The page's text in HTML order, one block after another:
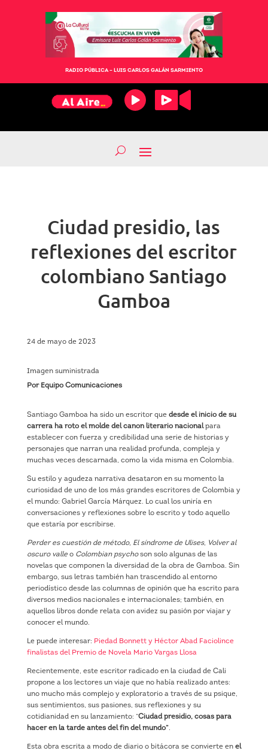
RADIO PÚBLICA – LUIS CARLOS GALÁN SARMIENTO
Ciudad presidio, las
reflexiones del escritor
colombiano Santiago
Gamboa
24 de mayo de 2023
Imagen suministrada
Por Equipo Comunicaciones
Santiago Gamboa ha sido un escritor que desde el inicio de su
carrera ha roto el molde del canon literario nacionalpara
establecer con fuerza y credibilidad una serie de historias y
personajes que narran una realidad profunda, compleja y
muchas veces descarnada, como la vida misma en Colombia.
Su estilo y agudeza narrativa desataron en su momento la
curiosidad de uno de los más grandes escritores de Colombia y
el mundo: Gabriel García Márquez. Lo cual los uniría en
conversaciones y reflexiones sobre lo escrito y todo aquello
que estaría por escribirse.
Perder es cuestión de método, El síndrome de Ulises, Volver al
oscuro valleo Colombian psychoson solo algunas de las
novelas que componen la diversidad de la obra de Gamboa. Sin
embargo, sus letras también han trascendido al entorno
periodístico desde las columnas de opinión que ha escrito para
diversos medios nacionales e internacionales; también, en
aquellos libros donde relata con avidez su pasión por viajar y
conocer el mundo.
Le puede interesar: Piedad Bonnett y Héctor Abad Faciolince
finalistas del Premio de Novela Mario Vargas Llosa
Recientemente, este escritor radicado en la ciudad de Cali
propone a los lectores un viaje que no había realizado antes:
uno mucho más complejo y exploratorio a través de su psique,
sus sentimientos, sus pasiones, sus reflexiones y su
cotidianidad en su lanzamiento: “Ciudad presidio, cosas para
hacer en la tarde antes del fin del mundo”.
Esta obra escrita a modo de diario o bitácora se convierte en el